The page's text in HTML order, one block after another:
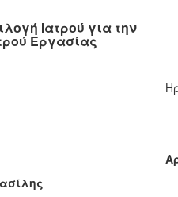
Ιατρού για την
Εργασίας